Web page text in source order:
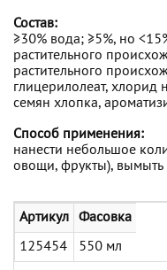
Состав:
≥30% вода; ≥5%, но
растительного
растительного
глицерилолеат, хлорид
семян хлопка,
Способ применения:
нанести небольшое
овощи, фрукты), вымыть
Артикул Фасовка
125454 550 мл